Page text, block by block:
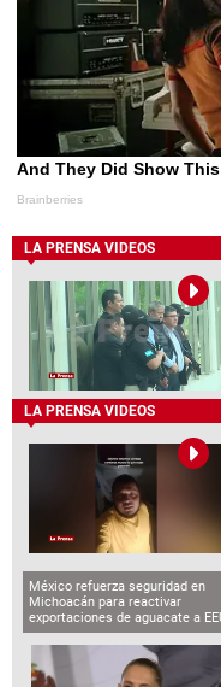
LA PRENSA VIDEOS
LA PRENSA VIDEOS
México refuerza seguridad en
Michoacán para reactivar
exportaciones de aguacate a